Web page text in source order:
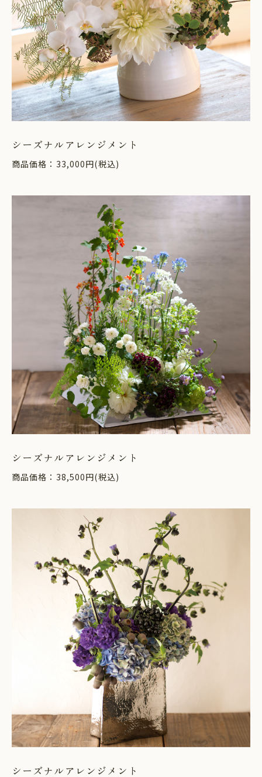
シーズナルアレンジメント
商品価格：33,000円(税込)
シーズナルアレンジメント
商品価格：38,500円(税込)
シーズナルアレンジメント